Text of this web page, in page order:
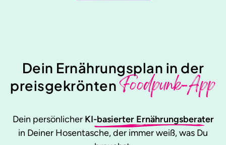
Dein Ernährungsplan in der
preisgekröntenFoodpunk-App
Dein persönlicher KI-basierter Ernährungsberater
in Deiner Hosentasche, der immer weiß, was Du